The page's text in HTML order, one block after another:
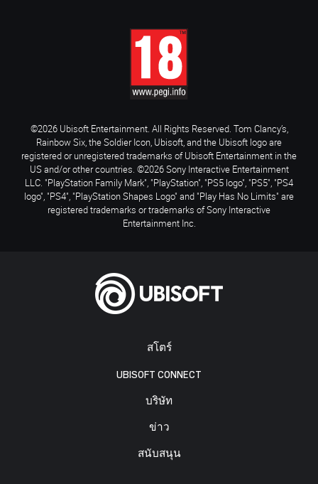
สโตร์
UBISOFT CONNECT
บริษัท
ข่าว
สนับสนุน
©2026 Ubisoft Entertainment. All Rights Reserved. Tom Clancy’s,
Rainbow Six, the Soldier Icon, Ubisoft, and the Ubisoft logo are
registered or unregistered trademarks of Ubisoft Entertainment in the
US and/or other countries. ©2026 Sony Interactive Entertainment
LLC. "PlayStation Family Mark", "PlayStation", "PS5 logo", "PS5", "PS4
logo", "PS4", "PlayStation Shapes Logo" and "Play Has No Limits" are
registered trademarks or trademarks of Sony Interactive
Entertainment Inc.